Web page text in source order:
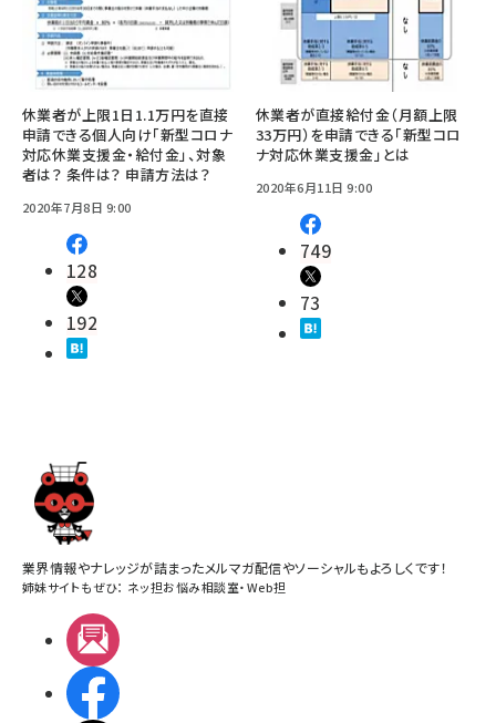
休業者が上限1日1.1万円を直接
申請できる個人向け「新型コロナ
対応休業支援金・給付金」、対象
者は？ 条件は？ 申請方法は？
2020年7月8日 9:00
128
192
休業者が直接給付金（月額上限
33万円）を申請できる「新型コロ
ナ対応休業支援金」とは
2020年6月11日 9:00
749
73
業界情報やナレッジが詰まったメルマガ配信やソーシャルもよろしくです！
姉妹サイトもぜひ： ネッ担お悩み相談室・Web担